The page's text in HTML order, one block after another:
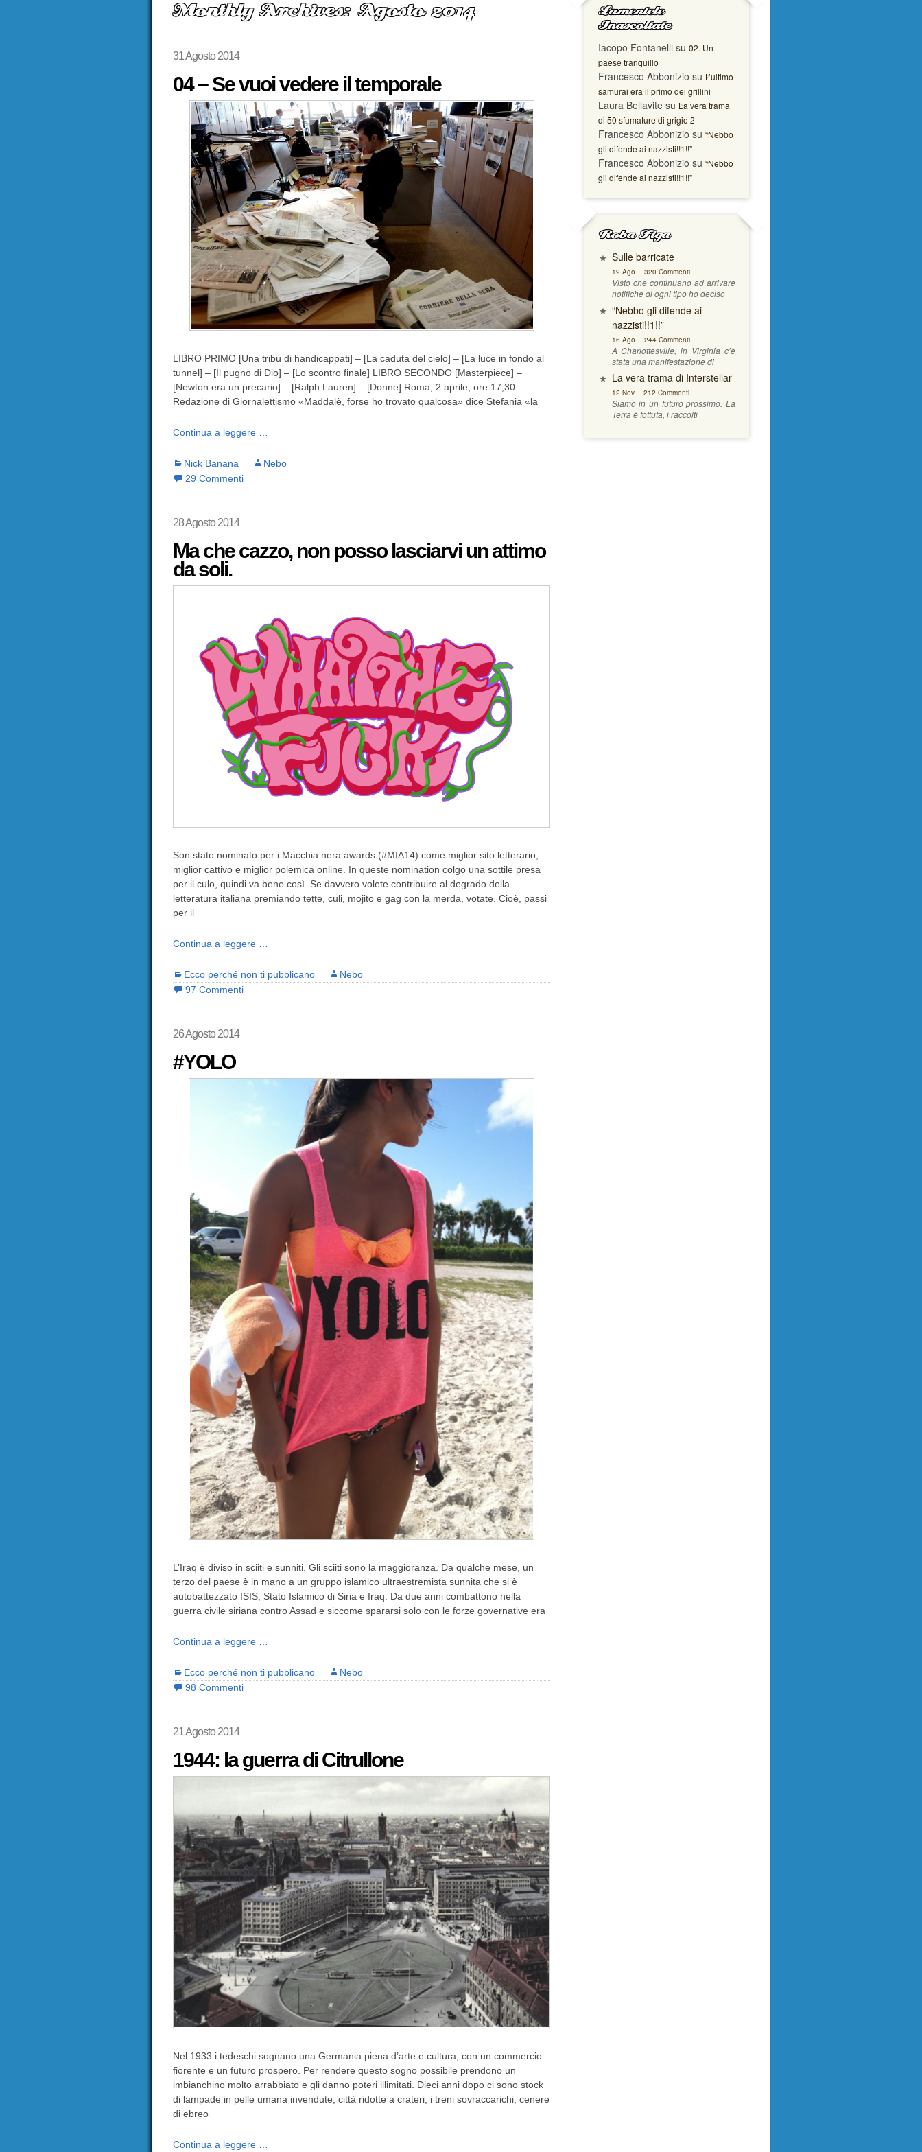
Monthly Archives: Agosto 2014
31 Agosto 2014
04 – Se vuoi vedere il temporale
LIBRO PRIMO [Una tribù di handicappati] – [La caduta del cielo] – [La luce in fondo al
tunnel] – [Il pugno di Dio] – [Lo scontro finale] LIBRO SECONDO [Masterpiece] –
[Newton era un precario] – [Ralph Lauren] – [Donne] Roma, 2 aprile, ore 17,30.
Redazione di Giornalettismo «Maddalè, forse ho trovato qualcosa» dice Stefania «la
Continua a leggere …
Nick Banana
Nebo
29 Commenti
28 Agosto 2014
Ma che cazzo, non posso lasciarvi un attimo
da soli.
Son stato nominato per i Macchia nera awards (#MIA14) come miglior sito letterario,
miglior cattivo e miglior polemica online. In queste nomination colgo una sottile presa
per il culo, quindi va bene così. Se davvero volete contribuire al degrado della
letteratura italiana premiando tette, culi, mojito e gag con la merda, votate. Cioè, passi
per il
Continua a leggere …
Ecco perché non ti pubblicano
Nebo
97 Commenti
26 Agosto 2014
#YOLO
L’Iraq è diviso in sciiti e sunniti. Gli sciiti sono la maggioranza. Da qualche mese, un
terzo del paese è in mano a un gruppo islamico ultraestremista sunnita che si è
autobattezzato ISIS, Stato Islamico di Siria e Iraq. Da due anni combattono nella
guerra civile siriana contro Assad e siccome spararsi solo con le forze governative era
Continua a leggere …
Ecco perché non ti pubblicano
Nebo
98 Commenti
21 Agosto 2014
1944: la guerra di Citrullone
Nel 1933 i tedeschi sognano una Germania piena d’arte e cultura, con un commercio
fiorente e un futuro prospero. Per rendere questo sogno possibile prendono un
imbianchino molto arrabbiato e gli danno poteri illimitati. Dieci anni dopo ci sono stock
di lampade in pelle umana invendute, città ridotte a crateri, i treni sovraccarichi, cenere
di ebreo
Continua a leggere …
Lamentele
Inascoltate
Iacopo Fontanelli su 02. Un
paese tranquillo
Francesco Abbonizio su L’ultimo
samurai era il primo dei grillini
Laura Bellavite su La vera trama
di 50 sfumature di grigio 2
Francesco Abbonizio su “Nebbo
gli difende ai nazzisti!!1!!”
Francesco Abbonizio su “Nebbo
gli difende ai nazzisti!!1!!”
Roba Figa
Sulle barricate
19 Ago - 320 Commenti
Visto che continuano ad arrivare
notifiche di ogni tipo ho deciso
“Nebbo gli difende ai
nazzisti!!1!!”
16 Ago - 244 Commenti
A Charlottesville, in Virginia c’è
stata una manifestazione di
La vera trama di Interstellar
12 Nov- 212 Commenti
Siamo in un futuro prossimo. La
Terra è fottuta, i raccolti